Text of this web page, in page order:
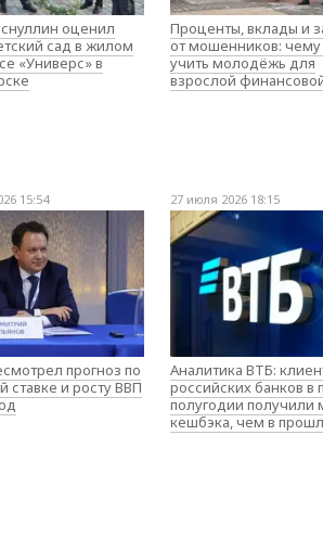
оценил
сад в жилом
«Универс» в
Проценты, вклады и
от мошенников: чему
учить молодёжь для
взрослой
15:54
прогноз по
ставке и росту ВВП
27 июля 2026 18:15
Аналитика ВТБ:
российских банков в
полугодии
кешбэка, чем в